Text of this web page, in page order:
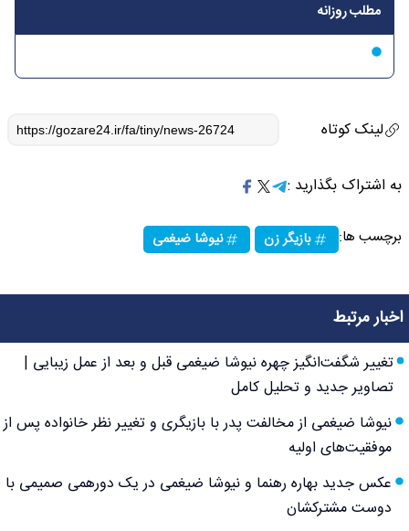
مطلب روزانه
لینک کوتاه
به اشتراک بگذارید :
برچسب ها: بازیگر زن نیوشا ضیغمی
اخبار مرتبط
تغییر شگفت‌انگیز چهره نیوشا ضیغمی قبل و بعد از عمل زیبایی |
تصاویر جدید و تحلیل کامل
نیوشا ضیغمی از مخالفت پدر با بازیگری و تغییر نظر خانواده پس از
موفقیت‌های اولیه
عکس جدید بهاره رهنما و نیوشا ضیغمی در یک دورهمی صمیمی با
دوست مشترکشان